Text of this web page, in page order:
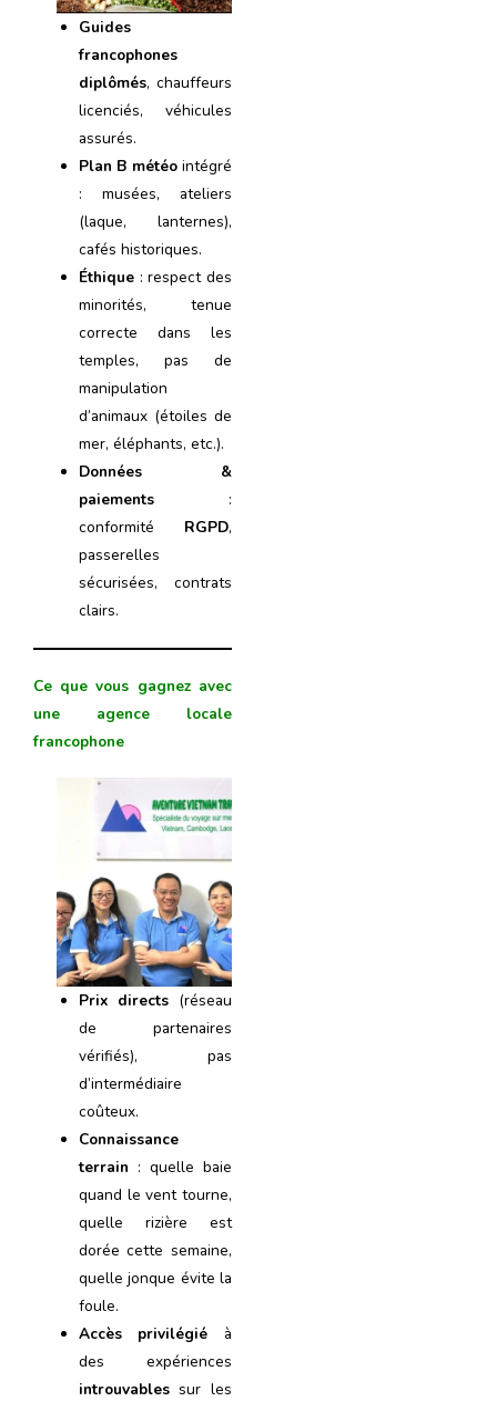
Guides
francophones
diplômés, chauffeurs
licenciés, véhicules
assurés.
Plan B météointégré
: musées, ateliers
(laque, lanternes),
cafés historiques.
Éthique : respect des
minorités, tenue
correcte dans les
temples, pas de
manipulation
d’animaux (étoiles de
mer, éléphants, etc.).
Données &
paiements :
conformité RGPD,
passerelles
sécurisées, contrats
clairs.
Ce que vous gagnez avec
une agence locale
francophone
Prix directs(réseau
de partenaires
vérifiés), pas
d’intermédiaire
coûteux.
Connaissance
terrain : quelle baie
quand le vent tourne,
quelle rizière est
dorée cette semaine,
quelle jonque évite la
foule.
Accès privilégié à
des expériences
introuvables sur les